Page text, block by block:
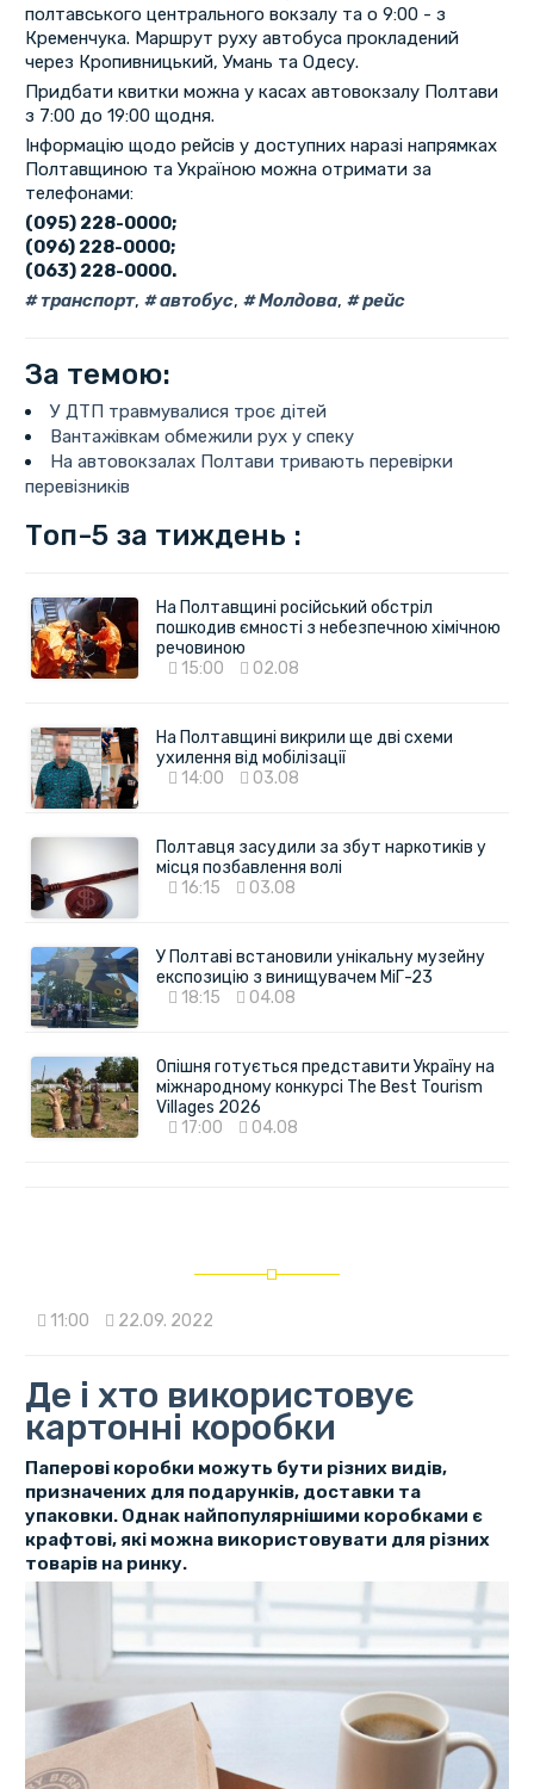
полтавського центрального вокзалу та о 9:00 - з
Кременчука. Маршрут руху автобуса прокладений
через Кропивницький, Умань та Одесу.
Придбати квитки можна у касах автовокзалу Полтави
з 7:00 до 19:00 щодня.
Інформацію щодо рейсів у доступних наразі напрямках
Полтавщиною та Україною можна отримати за
телефонами:
(095) 228-0000;
(096) 228-0000;
(063) 228-0000.
транспорт, автобус, Молдова, рейс
За темою:
У ДТП травмувалися троє дітей
Вантажівкам обмежили рух у спеку
На автовокзалах Полтави тривають перевірки
перевізників
Топ-5 за тиждень :
На Полтавщині російський обстріл
пошкодив ємності з небезпечною хімічною
речовиною
15:00
02.08
На Полтавщині викрили ще дві схеми
ухилення від мобілізації
14:00
03.08
Полтавця засудили за збут наркотиків у
місця позбавлення волі
16:15
03.08
У Полтаві встановили унікальну музейну
експозицію з винищувачем МіГ-23
18:15
04.08
Опішня готується представити Україну на
міжнародному конкурсі The Best Tourism
Villages 2026
17:00
04.08
11:00 22.09. 2022
Де і хто використовує
картонні коробки
Паперові коробки можуть бути різних видів,
призначених для подарунків, доставки та
упаковки. Однак найпопулярнішими коробками є
крафтові, які можна використовувати для різних
товарів на ринку.